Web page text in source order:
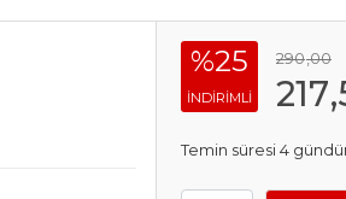
%25
INDIRIMLI
290,00
217
Temin süresi 4